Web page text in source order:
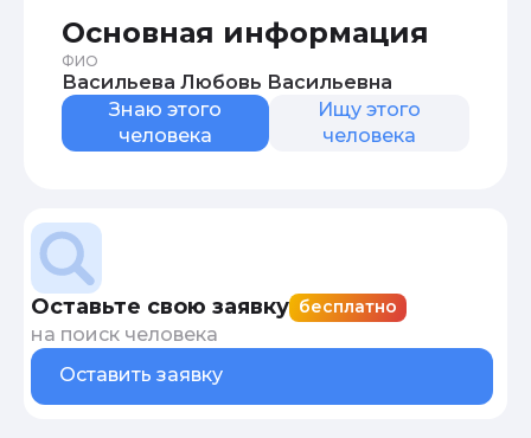
Основная информация
ФИО
Васильева Любовь Васильевна
Знаю этого
человека
Ищу этого
человека
Оставьте свою заявку бесплатно
на поиск человека
Оставить заявку